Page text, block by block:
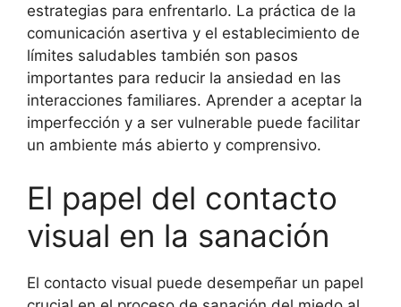
estrategias para enfrentarlo. La práctica de la
comunicación asertiva y el establecimiento de
límites saludables también son pasos
importantes para reducir la ansiedad en las
interacciones familiares. Aprender a aceptar la
imperfección y a ser vulnerable puede facilitar
un ambiente más abierto y comprensivo.
El papel del contacto
visual en la sanación
El contacto visual puede desempeñar un papel